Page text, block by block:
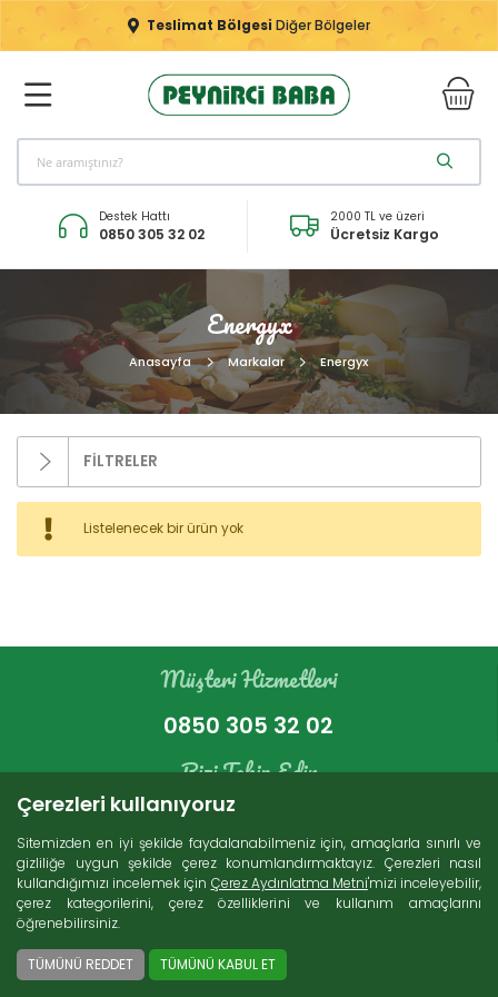
Teslimat Bölgesi Diğer Bölgeler
Destek Hattı
0850 305 32 02
2000 TL ve üzeri
Ücretsiz Kargo
Energyx
Anasayfa Markalar Energyx
FİLTRELER
Kategoriler
Süt Ürünleri (271)
Tatlı Lezzetler (230)
Konserveler (86)
Arama
Listelenecek bir ürün yok
Müşteri Hizmetleri
0850 305 32 02
Bizi Takip Edin
2000 TL ve üzeri alışverişlerde Türkiye'nin her
yerine ücretsiz kargo imkanı
Çerezleri kullanıyoruz
Sitemizden en iyi şekilde faydalanabilmeniz için, amaçlarla sınırlı ve
gizliliğe uygun şekilde çerez konumlandırmaktayız. Çerezleri nasıl
kullandığımızı incelemek için Çerez Aydınlatma Metni'mizi inceleyebilir,
çerez kategorilerini, çerez özelliklerini ve kullanım amaçlarını
öğrenebilirsiniz.
TÜMÜNÜ REDDET TÜMÜNÜ KABUL ET